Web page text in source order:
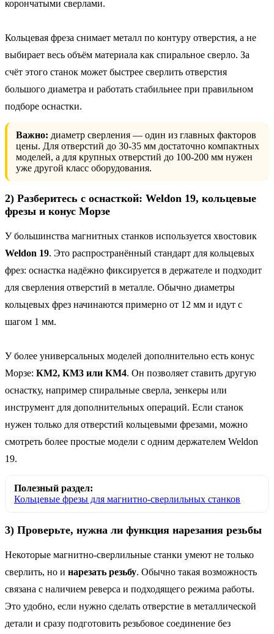
корончатыми сверлами.
Кольцевая фреза снимает металл по контуру отверстия, а не
выбирает весь объём материала как спиральное сверло. За
счёт этого станок может быстрее сверлить отверстия
большого диаметра и работать стабильнее при правильном
подборе оснастки.
Важно: диаметр сверления — один из главных факторов
цены. Для отверстий до 30-35 мм достаточно компактных
моделей, а для крупных отверстий до 100-200 мм нужен
уже другой класс оборудования.
2) Разберитесь с оснасткой: Weldon 19, кольцевые
фрезы и конус Морзе
У большинства магнитных станков используется хвостовик
Weldon 19. Это распространённый стандарт для кольцевых
фрез: оснастка надёжно фиксируется в держателе и подходит
для сверления отверстий в металле. Обычно диаметры
кольцевых фрез начинаются примерно от 12 мм и идут с
шагом 1 мм.
У более универсальных моделей дополнительно есть конус
Морзе: КМ2, КМ3 или КМ4. Он позволяет ставить другую
оснастку, например спиральные сверла, зенкеры или
инструмент для дополнительных операций. Если станок
нужен только для отверстий кольцевыми фрезами, можно
смотреть более простые модели с одним держателем Weldon
19.
Полезный раздел:
Кольцевые фрезы для магнитно-сверлильных станков
3) Проверьте, нужна ли функция нарезания резьбы
Некоторые магнитно-сверлильные станки умеют не только
сверлить, но и нарезать резьбу. Обычно такая возможность
связана с наличием реверса и подходящего режима работы.
Это удобно, если нужно сделать отверстие в металлической
детали и сразу подготовить резьбовое соединение без